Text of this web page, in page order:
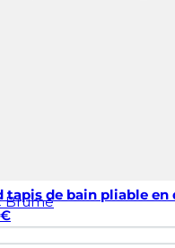
tapis de bain pliable
Brume
€